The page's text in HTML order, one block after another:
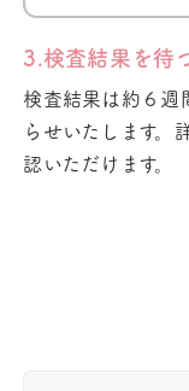
3.検査結果を待
検査結果は約６週
らせいたします。
認いただけます。